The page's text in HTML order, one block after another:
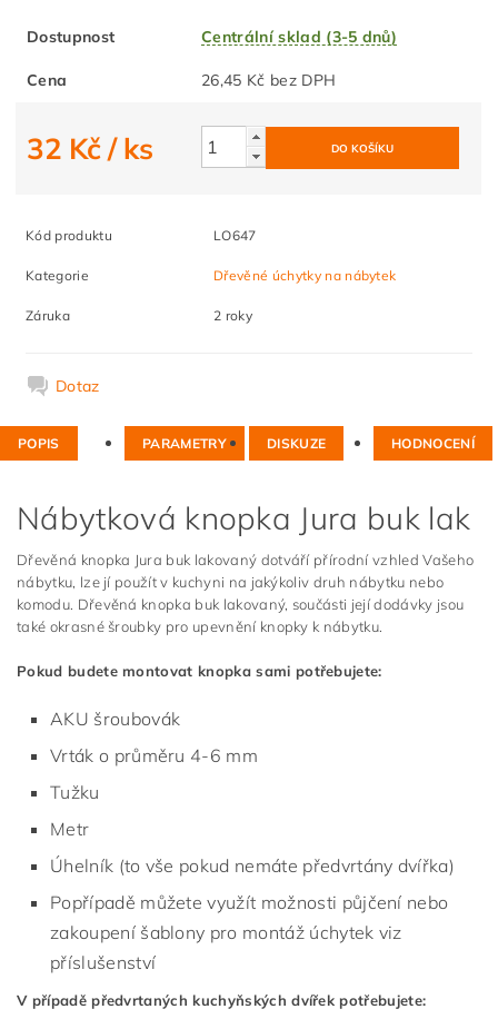
Dostupnost Centrální sklad (3-5 dnů)
Cena 26,45 Kč bez DPH
32 Kč/ ks
Kód produktu LO647
Kategorie Dřevěné úchytky na nábytek
Záruka 2 roky
Dotaz
POPIS PARAMETRY DISKUZE HODNOCENÍ
Nábytková knopka Jura buk lak
Dřevěná knopka Jura buk lakovaný dotváří přírodní vzhled Vašeho
nábytku, lze jí použít v kuchyni na jakýkoliv druh nábytku nebo
komodu. Dřevěná knopka buk lakovaný, součásti její dodávky jsou
také okrasné šroubky pro upevnění knopky k nábytku.
Pokud budete montovat knopka sami potřebujete:
AKU šroubovák
Vrták o průměru 4-6 mm
Tužku
Metr
Úhelník (to vše pokud nemáte předvrtány dvířka)
Popřípadě můžete využít možnosti půjčení nebo
zakoupení šablony pro montáž úchytek viz
příslušenství
V případě předvrtaných kuchyňských dvířek potřebujete: